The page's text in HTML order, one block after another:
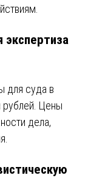
экспертиза
для суда в
рублей. Цены
дела,